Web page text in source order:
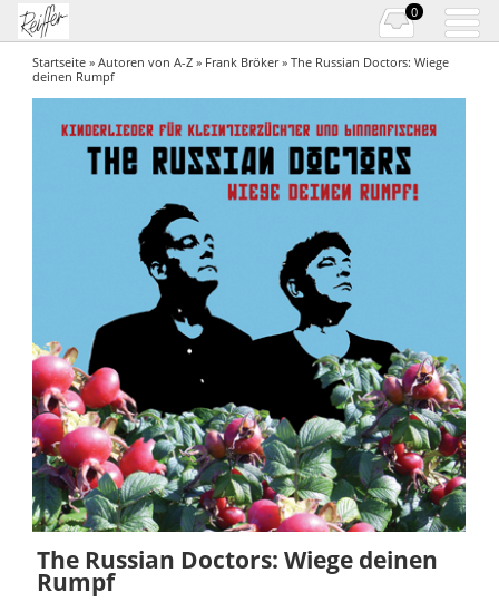
0
Startseite »Autoren von A-Z » Frank Bröker» The Russian Doctors: Wiege
deinen Rumpf
The Russian Doctors: Wiege deinen
Rumpf